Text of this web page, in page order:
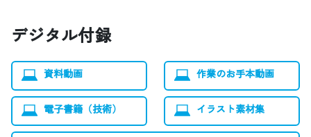
デジタル付録
資料動画 作業のお手本動画
電子書籍（技術） イラスト素材集